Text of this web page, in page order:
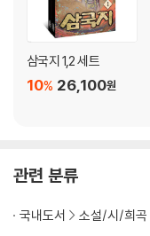
삼국지 1,2 세트
26,100원
10%
관련 분류
국내도서 소설/시/희곡